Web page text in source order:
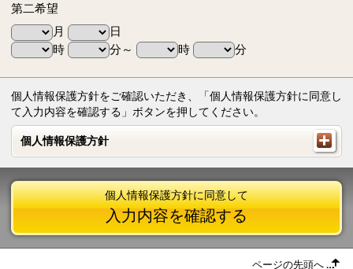
第二希望
月
日
時
分～ 時 分
個人情報保護方針をご確認いただき、「個人情報保護方針に同意し
て入力内容を確認する」ボタンを押してください。
個人情報保護方針
個人情報保護方針
個人情報保護方針に同意して
入力内容を確認する
ページの先頭へ